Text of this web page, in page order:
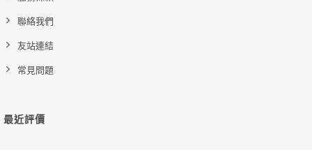
聯絡我們
友站連結
常見問題
最近評價